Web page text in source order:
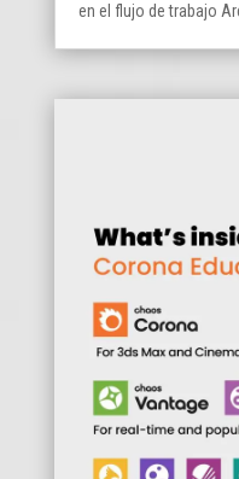
en el flujo de trabajo